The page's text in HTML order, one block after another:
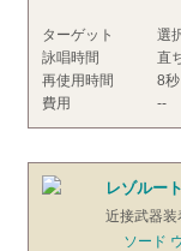
ターゲット
選
詠唱時間
直
再使用時間
8秒
費用
--
レゾルー
近接武器
ソード